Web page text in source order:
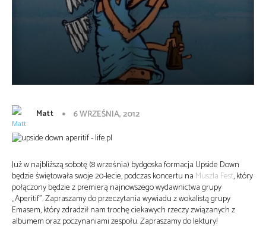
Matt 6 WRZEŚNIA, 2012
Już w najbliższą sobotę (8 września) bydgoska formacja Upside Down
będzie świętowała swoje 20-lecie, podczas koncertu na Muszla Fest, który
połączony będzie z premierą najnowszego wydawnictwa grupy
„Aperitif”. Zapraszamy do przeczytania wywiadu z wokalistą grupy
Emasem, który zdradził nam trochę ciekawych rzeczy związanych z
albumem oraz poczynaniami zespołu. Zapraszamy do lektury!